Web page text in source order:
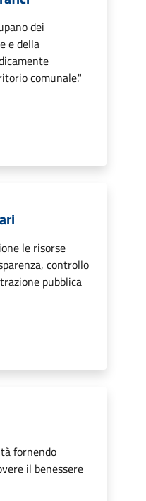
dei
e della
comunale."
le risorse
controllo
pubblica
fornendo
il benessere